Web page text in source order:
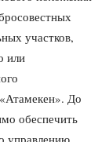
участков,
или
До
обеспечить
управлению